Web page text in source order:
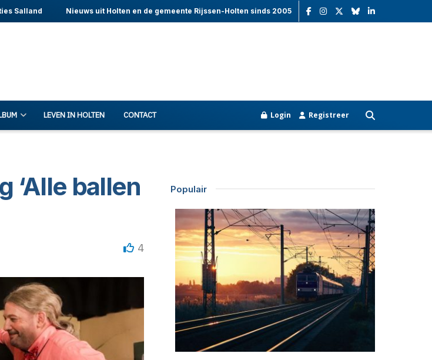
Salland Nieuws uit Holten en de gemeente Rijssen-Holten sinds 2005
LEVEN IN HOLTEN CONTACT Login Registreer
‘Alle ballen
4
Populair